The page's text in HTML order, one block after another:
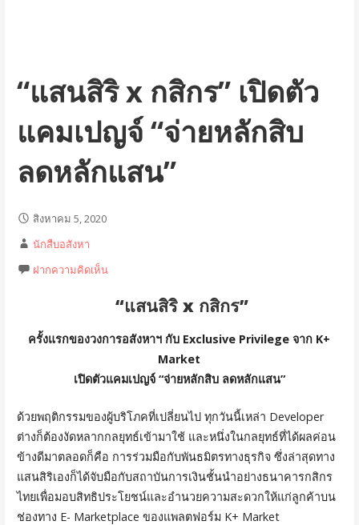
“แสนสิริ x กสิกร” เปิดตัว
แคมเปญจ์ “จ่ายหลักสิบ
ลดหลักแสน”
สิงหาคม 5, 2020
นักสืบอสังหา
ฝากความคิดเห็น
“แสนสิริ x กสิกร”
ครั้งแรกของวงการอสังหาฯ กับ Exclusive Privilege จาก K+
Market
เปิดตัวแคมเปญจ์ “จ่ายหลักสิบ ลดหลักแสน”
ด้วยพฤติกรรมของผู้บริโภคที่เปลี่ยนไป ทุกวันนี้เหล่า Developer
ต่างก็ต้องงัดหลากกลยุทธ์เข้ามาใช้ และหนึ่งในกลยุทธ์ที่ได้ผลค่อน
ข้างดีมาตลอดก็คือ การร่วมมือกับพันธมิตรทางธุรกิจ ซึ่งล่าสุดทาง
แสนสิริเองก็ได้จับมือกับสถาบันการเงินชั้นนำอย่างธนาคารกสิกร
ไทยเพื่อมอบสิทธิประโยชน์และอำนวยความสะดวกให้แก่ลูกค้าบน
ช่องทาง E- Marketplace ของแพลตฟอร์ม K+ Market